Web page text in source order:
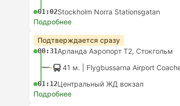
01:02Stockholm Norra Stationsgatan
Подробнее
Подтверждается сразу
00:31Арланда Аэропорт T2, Стокгольм
41 м. | Flygbussarna Airport
01:12Центральный ЖД вокзал
Подробнее